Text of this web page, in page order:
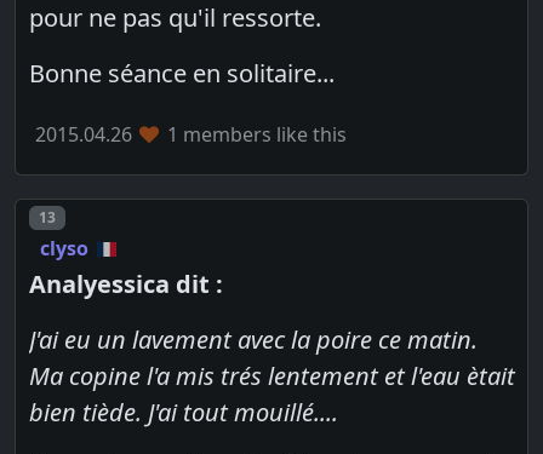
pour ne pas qu'il ressorte.
Bonne séance en solitaire...
2015.04.26 1 members like this
Post number
13
clyso
Analyessica dit :
J'ai eu un lavement avec la poire ce matin.
Ma copine l'a mis trés lentement et l'eau ètait
bien tiède. J'ai tout mouillé....